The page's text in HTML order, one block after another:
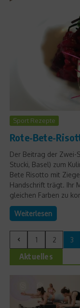
Sport Rezepte
Rote-Bete-
Der Beitrag der Zwei-
Stucki, Basel) zum
Bete Risotto mit
Handschrift trägt. Ihr
gleichen Farben zu
Weiterlesen
1 2 3
Aktuelles